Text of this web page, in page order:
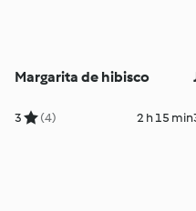
Margarita de hibisco
3 (4) 2 h 15 min